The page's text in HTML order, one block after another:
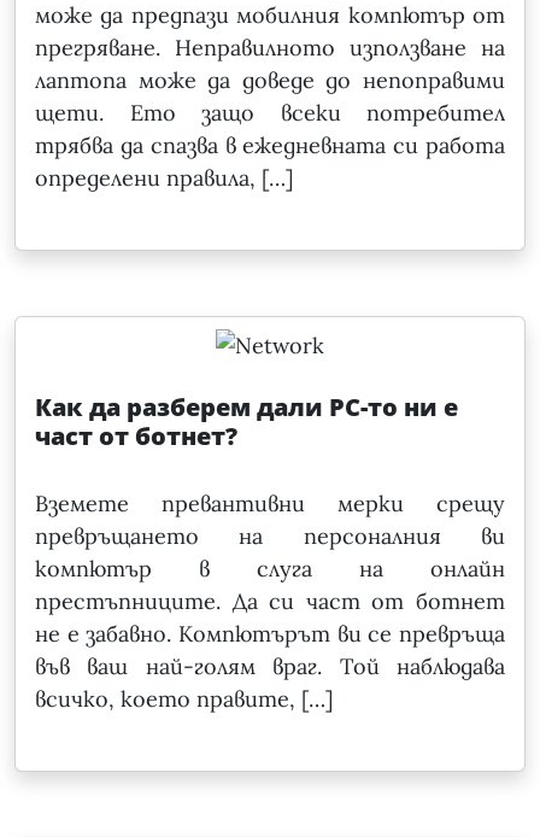
може да предпази мобилния компютър от
прегряване. Неправилното използване на
лаптопа може да доведе до непоправими
щети. Ето защо всеки потребител
трябва да спазва в ежедневната си работа
определени правила, […]
Как да разберем дали РС-то ни е
част от ботнет?
Вземете превантивни мерки срещу
превръщането на персоналния ви
компютър в слуга на онлайн
престъпниците. Да си част от ботнет
не е забавно. Компютърът ви се превръща
във ваш най-голям враг. Той наблюдава
всичко, което правите, […]